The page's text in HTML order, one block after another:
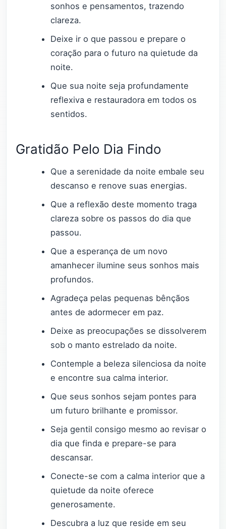
sonhos e pensamentos, trazendo
clareza.
Deixe ir o que passou e prepare o
coração para o futuro na quietude da
noite.
Que sua noite seja profundamente
reflexiva e restauradora em todos os
sentidos.
Gratidão Pelo Dia Findo
Que a serenidade da noite embale seu
descanso e renove suas energias.
Que a reflexão deste momento traga
clareza sobre os passos do dia que
passou.
Que a esperança de um novo
amanhecer ilumine seus sonhos mais
profundos.
Agradeça pelas pequenas bênçãos
antes de adormecer em paz.
Deixe as preocupações se dissolverem
sob o manto estrelado da noite.
Contemple a beleza silenciosa da noite
e encontre sua calma interior.
Que seus sonhos sejam pontes para
um futuro brilhante e promissor.
Seja gentil consigo mesmo ao revisar o
dia que finda e prepare-se para
descansar.
Conecte-se com a calma interior que a
quietude da noite oferece
generosamente.
Descubra a luz que reside em seu